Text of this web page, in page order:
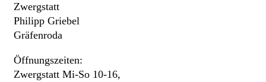
Zwergstatt
Philipp Griebel
Gräfenroda
Öffnungszeiten:
Zwergstatt Mi-So 10-16,